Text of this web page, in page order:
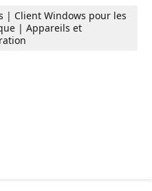
| Client Windows pour les
| Appareils et